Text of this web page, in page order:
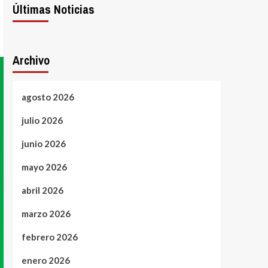
Últimas Noticias
Archivo
agosto 2026
julio 2026
junio 2026
mayo 2026
abril 2026
marzo 2026
febrero 2026
enero 2026